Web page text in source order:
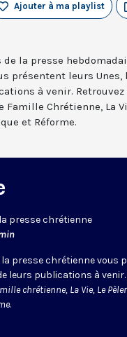
Ajouter à ma playlist
de la presse
présentent leurs
à venir. Retrouvez
Chrétienne, La
et Réforme.
presse chrétienne
la presse chrétienne vous
leurs publications à venir.
chrétienne, La Vie, Le
.